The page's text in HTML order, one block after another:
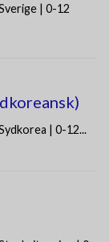
| 0-12
| 0-12...